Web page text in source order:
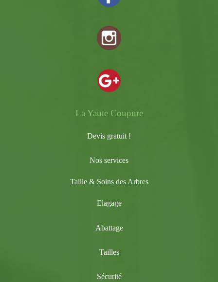
La Yaute Coupure
Devis gratuit !
Nos services
Taille & Soins des Arbres
Elagage
Abattage
Tailles
Sécurité